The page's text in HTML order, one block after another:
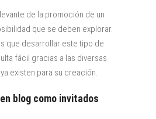
de la promoción de un
que se deben explorar.
que desarrollar este tipo de
fácil gracias a las diversas
existen para su creación.
blog como invitados